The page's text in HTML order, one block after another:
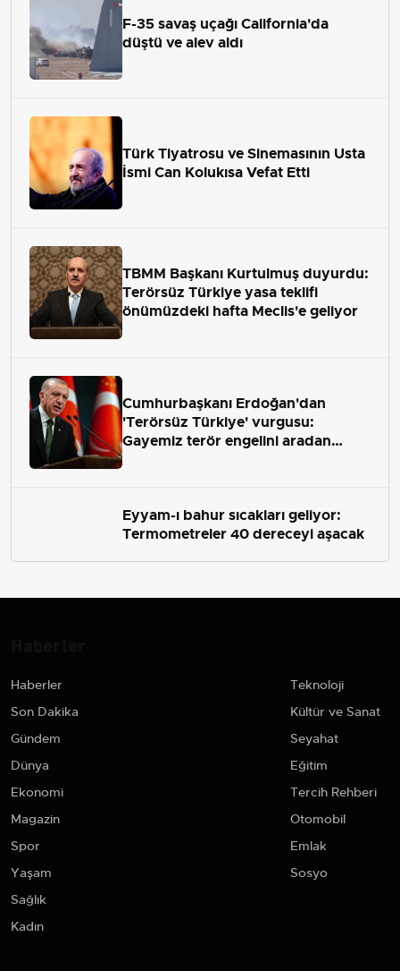
F-35 savaş uçağı California'da
düştü ve alev aldı
Türk Tiyatrosu ve Sinemasının Usta
İsmi Can Kolukısa Vefat Etti
TBMM Başkanı Kurtulmuş duyurdu:
Terörsüz Türkiye yasa teklifi
önümüzdeki hafta Meclis'e geliyor
Cumhurbaşkanı Erdoğan'dan
'Terörsüz Türkiye' vurgusu:
Gayemiz terör engelini aradan
Eyyam-ı bahur sıcakları geliyor:
Termometreler 40 dereceyi aşacak
Haberler
Son Dakika
Gündem
Dünya
Ekonomi
Magazin
Spor
Yaşam
Sağlık
Kadın
Teknoloji
Kültür ve Sanat
Seyahat
Eğitim
Tercih Rehberi
Otomobil
Emlak
Sosyo